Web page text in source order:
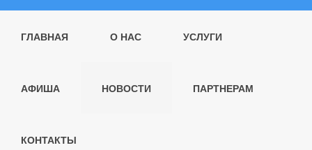
ГЛАВНАЯ О НАС УСЛУГИ
АФИША НОВОСТИ ПАРТНЕРАМ
КОНТАКТЫ